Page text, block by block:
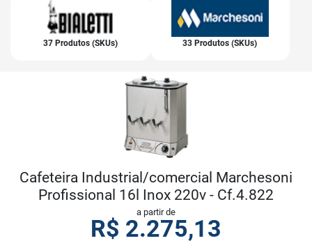
37 Produtos (SKUs) 33 Produtos (SKUs)
Cafeteira Industrial/comercial Marchesoni
Profissional 16l Inox 220v - Cf.4.822
a partir de
R$ 2.275,13